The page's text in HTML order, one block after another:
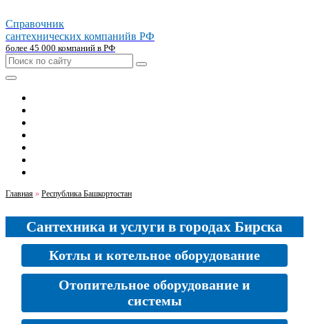
Справочник
сантехнических компанийв РФ
более 45 000 компаний в РФ
Главная » Республика Башкортостан
Сантехника и услуги в городах Бирска
Котлы и котельное оборудование
Отопительное оборудование и
системы